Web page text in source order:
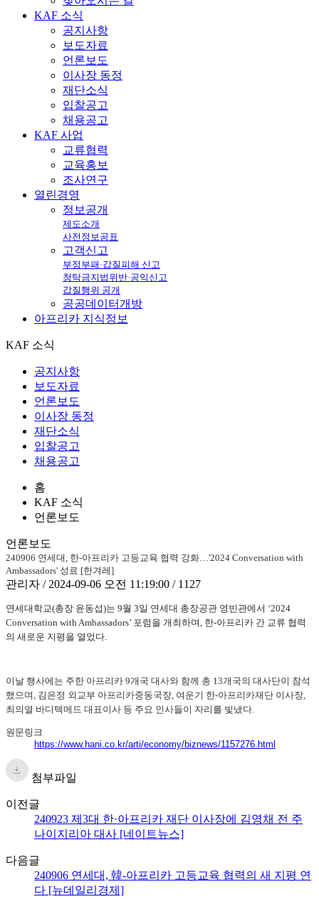
KAF 소식
공지사항
보도자료
언론보도
이사장 동정
재단소식
입찰공고
채용공고
KAF 사업
교류협력
교육홍보
조사연구
열린경영
정보공개
제도소개
사전정보공표
고객신고
부정부패·갑질피해 신고
청탁금지법위반·공익신고
갑질행위 공개
공공데이터개방
아프리카 지식정보
KAF 소식
공지사항
보도자료
언론보도
이사장 동정
재단소식
입찰공고
채용공고
홈
KAF 소식
언론보도
언론보도
240906 연세대, 한-아프리카 고등교육 협력 강화…'2024 Conversation with
Ambassadors' 성료 [한겨레]
관리자 / 2024-09-06 오전 11:19:00 / 1127
연세대학교(총장 윤동섭)는 9월 3일 연세대 총장공관 영빈관에서 ‘2024
Conversation with Ambassadors’ 포럼을 개최하며, 한-아프리카 간 교류 협력
의 새로운 지평을 열었다.
이날 행사에는 주한 아프리카 9개국 대사와 함께 총 13개국의 대사단이 참석
했으며, 김은정 외교부 아프리카중동국장, 여운기 한-아프리카재단 이사장,
최의열 바디텍메드 대표이사 등 주요 인사들이 자리를 빛냈다.
원문링크
https://www.hani.co.kr/arti/economy/biznews/1157276.html
첨부파일
이전글
240923 제3대 한·아프리카 재단 이사장에 김영채 전 주
나이지리아 대사 [네이트뉴스]
다음글
240906 연세대, 韓-아프리카 고등교육 협력의 새 지평 연
다 [뉴데일리경제]